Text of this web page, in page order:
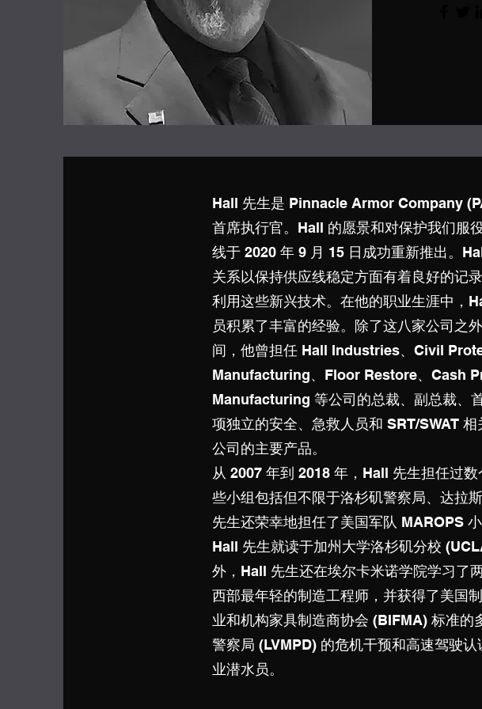
Hall 先生是 Pinnacle Armor Company
首席执行官。Hall 的愿景和对保护我们服
线于 2020 年 9 月 15 日成功重新推出。
关系以保持供应线稳定方面有着良好的记
利用这些新兴技术。在他的职业生涯中，
员积累了丰富的经验。除了这八家公司之
间，他曾担任 Hall Industries、Civil
Manufacturing、Floor Restore、Cash
Manufacturing 等公司的总裁、副总裁、
项独立的安全、急救人员和 SRT/SWAT
公司的主要产品。
从 2007 年到 2018 年，Hall 先生担任过
些小组包括但不限于洛杉矶警察局、达拉
先生还荣幸地担任了美国军队 MAROPS 小
Hall 先生就读于加州大学洛杉矶分校
外，Hall 先生还在埃尔卡米诺学院学习了
西部最年轻的制造工程师，并获得了美国
业和机构家具制造商协会 (BIFMA) 标准
警察局 (LVMPD) 的危机干预和高速驾驶
业潜水员。